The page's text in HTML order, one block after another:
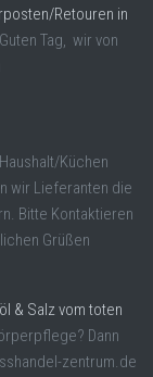
Retouren in
Guten Tag, wir von
Küchen
wir Lieferanten die
Bitte Kontaktieren
Grüßen
& Salz vom toten
Dann
zentrum.de